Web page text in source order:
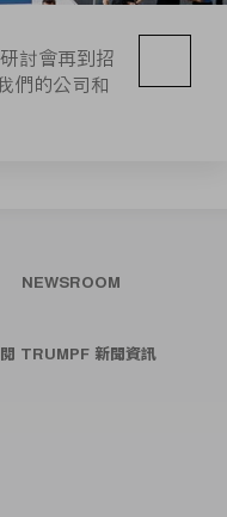
討會再到招
們的公司和
NEWSROOM
TRUMPF 新聞資訊